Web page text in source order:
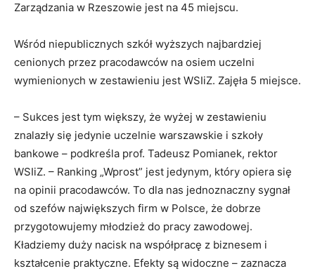
Zarządzania w Rzeszowie jest na 45 miejscu.
Wśród niepublicznych szkół wyższych najbardziej
cenionych przez pracodawców na osiem uczelni
wymienionych w zestawieniu jest WSIiZ. Zajęła 5 miejsce.
– Sukces jest tym większy, że wyżej w zestawieniu
znalazły się jedynie uczelnie warszawskie i szkoły
bankowe – podkreśla prof. Tadeusz Pomianek, rektor
WSIiZ. – Ranking „Wprost” jest jedynym, który opiera się
na opinii pracodawców. To dla nas jednoznaczny sygnał
od szefów największych firm w Polsce, że dobrze
przygotowujemy młodzież do pracy zawodowej.
Kładziemy duży nacisk na współpracę z biznesem i
kształcenie praktyczne. Efekty są widoczne – zaznacza